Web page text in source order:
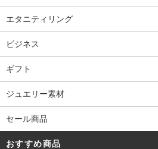
エタニティリング
ビジネス
ギフト
ジュエリー素材
セール商品
おすすめ商品